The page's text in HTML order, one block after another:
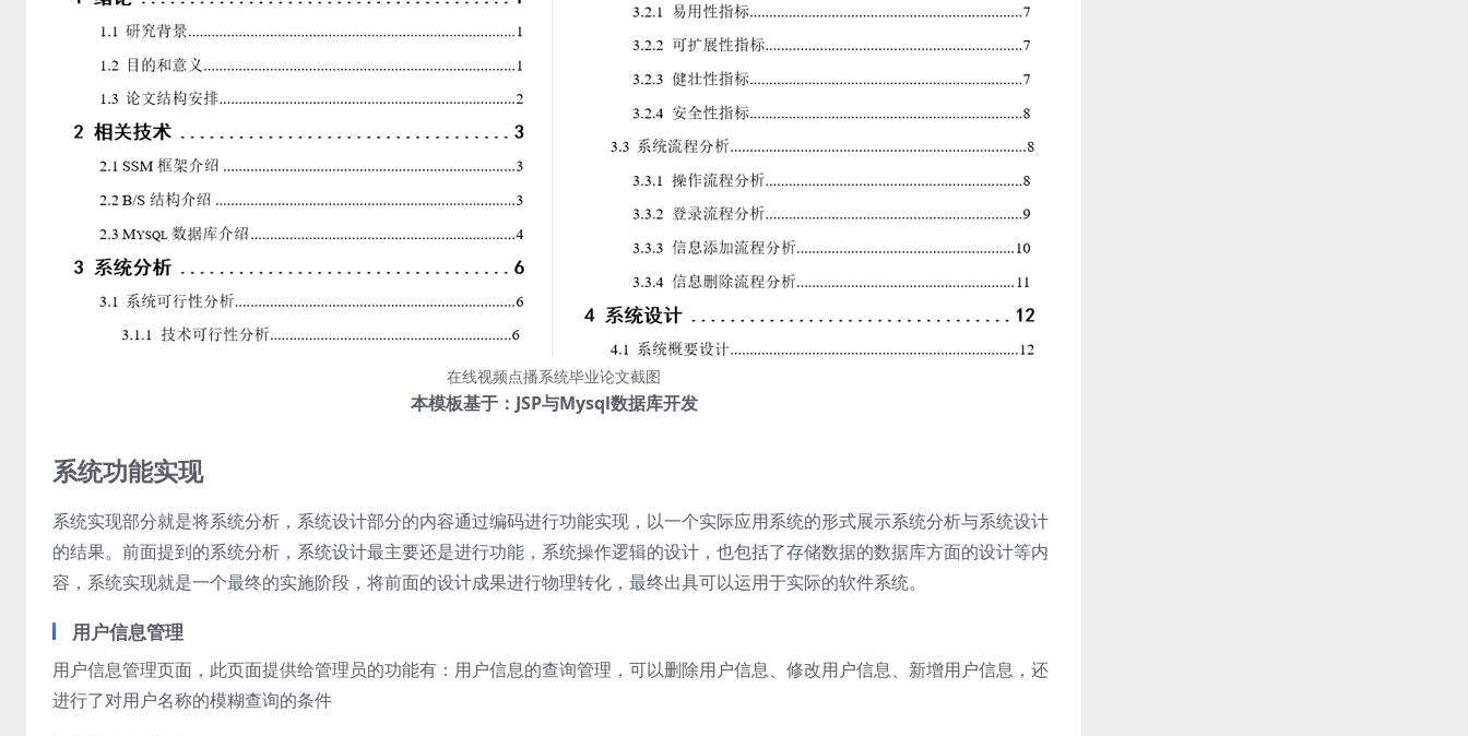
在线视频点播系统毕业论文截图
本模板基于：JSP与Mysql数据库开发
系统功能实现
系统实现部分就是将系统分析，系统设计部分的内容通过编码进行功能实现，以一个实际应用系统的形式展示系统分析与系统设计
的结果。前面提到的系统分析，系统设计最主要还是进行功能，系统操作逻辑的设计，也包括了存储数据的数据库方面的设计等内
容，系统实现就是一个最终的实施阶段，将前面的设计成果进行物理转化，最终出具可以运用于实际的软件系统。
用户信息管理
用户信息管理页面，此页面提供给管理员的功能有：用户信息的查询管理，可以删除用户信息、修改用户信息、新增用户信息，还
进行了对用户名称的模糊查询的条件